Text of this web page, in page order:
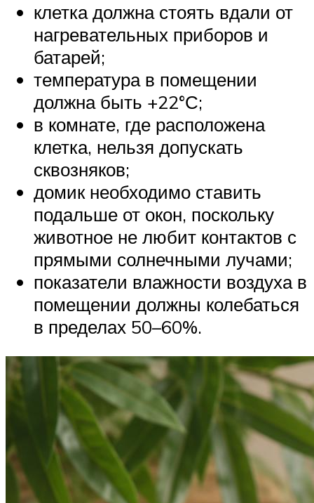
клетка должна стоять вдали от
нагревательных приборов и
батарей;
температура в помещении
должна быть +22°С;
в комнате, где расположена
клетка, нельзя допускать
сквозняков;
домик необходимо ставить
подальше от окон, поскольку
животное не любит контактов с
прямыми солнечными лучами;
показатели влажности воздуха в
помещении должны колебаться
в пределах 50–60%.